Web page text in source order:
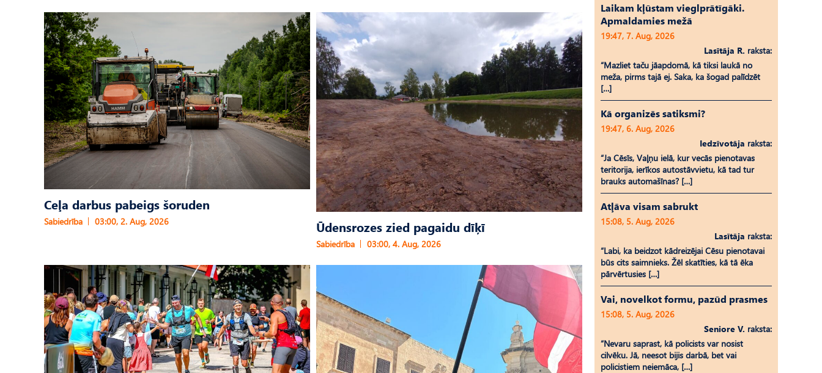
Ceļa darbus pabeigs šoruden
Sabiedrība 03:00, 2. Aug, 2026 Ūdensrozes zied pagaidu dīķī
Sabiedrība 03:00, 4. Aug, 2026
Laikam kļūstam vieglprātīgāki.
Apmaldamies mežā
19:47, 7. Aug, 2026
Lasītāja R. raksta:
“Mazliet taču jāapdomā, kā tiksi laukā no
meža, pirms tajā ej. Saka, ka šogad palīdzēt
[…]
Kā organizēs satiksmi?
19:47, 6. Aug, 2026
Iedzīvotāja raksta:
“Ja Cēsīs, Vaļņu ielā, kur vecās pienotavas
teritorija, ierīkos autostāvvietu, kā tad tur
brauks automašīnas? […]
Atļāva visam sabrukt
15:08, 5. Aug, 2026
Lasītāja raksta:
“Labi, ka beidzot kādreizējai Cēsu pienotavai
būs cits saimnieks. Žēl skatīties, kā tā ēka
pārvērtusies […]
Vai, novelkot formu, pazūd prasmes
15:08, 5. Aug, 2026
Seniore V. raksta:
“Nevaru saprast, kā policists var nosist
cilvēku. Jā, neesot bijis darbā, bet vai
policistiem neiemāca, […]